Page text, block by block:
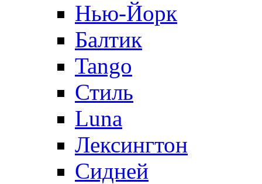
Нью-Йорк
Балтик
Tango
Стиль
Luna
Лексингтон
Сидней